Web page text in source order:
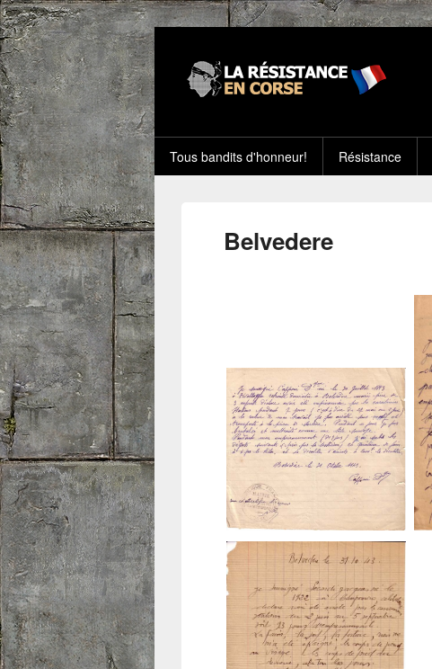
Tous bandits d'honneur! Résistance
Belvedere